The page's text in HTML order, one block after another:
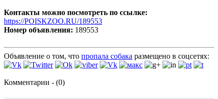
Контакты можно посмотреть по ссылке:
https://POISKZOO.RU/189553
Номер объявления: 189553
Объявление о том, что пропала собака размещено в соцсетях:
Комментарии - (0)